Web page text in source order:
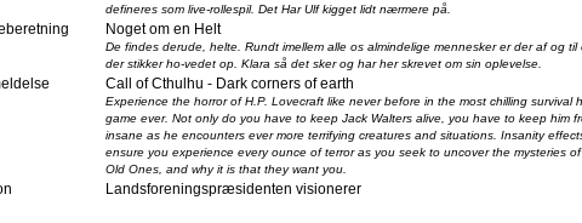
defineres som live-rollespil. Det Har Ulf kigget lidt nærmere på.
Noget om en Helt
De findes derude, helte. Rundt imellem alle os almindelige mennesker er der af og til
der stikker ho-vedet op. Klara så det sker og har her skrevet om sin oplevelse.
Call of Cthulhu - Dark corners of earth
Experience the horror of H.P. Lovecraft like never before in the most chilling survival
game ever. Not only do you have to keep Jack Walters alive, you have to keep him
insane as he encounters ever more terrifying creatures and situations. Insanity
ensure you experience every ounce of terror as you seek to uncover the mysteries
Old Ones, and why it is that they want you.
Landsforeningspræsidenten visionerer